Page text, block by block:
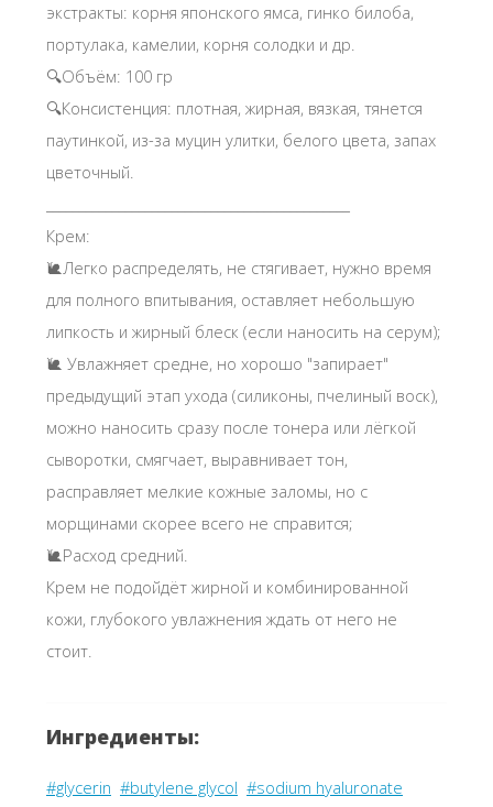
экстракты: корня японского ямса, гинко билоба,
портулака, камелии, корня солодки и др.
🔍Объём: 100 гр
🔍Консистенция: плотная, жирная, вязкая, тянется
паутинкой, из-за муцин улитки, белого цвета, запах
цветочный.
Крем:
🐌Легко распределять, не стягивает, нужно время
для полного впитывания, оставляет небольшую
липкость и жирный блеск (если наносить на серум);
🐌 Увлажняет средне, но хорошо "запирает"
предыдущий этап ухода (силиконы, пчелиный воск),
можно наносить сразу после тонера или лёгкой
сыворотки, смягчает, выравнивает тон,
расправляет мелкие кожные заломы, но с
морщинами скорее всего не справится;
🐌Расход средний.
Крем не подойдёт жирной и комбинированной
кожи, глубокого увлажнения ждать от него не
стоит.
Ингредиенты:
#glycerin #butylene glycol #sodium hyaluronate